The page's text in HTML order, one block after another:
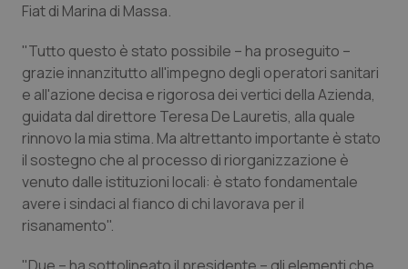
Lombardia
Marche
Molise
Piemonte
Dolore
Donna & Salute
Epatiti
HIV
Fiat di Marina di Massa.
"Tutto questo è stato possibile – ha proseguito –
grazie innanzitutto all'impegno degli operatori sanitari
e all'azione decisa e rigorosa dei vertici della Azienda,
guidata dal direttore Teresa De Lauretis, alla quale
rinnovo la mia stima. Ma altrettanto importante è stato
il sostegno che al processo di riorganizzazione è
venuto dalle istituzioni locali: è stato fondamentale
avere i sindaci al fianco di chi lavorava per il
risanamento".